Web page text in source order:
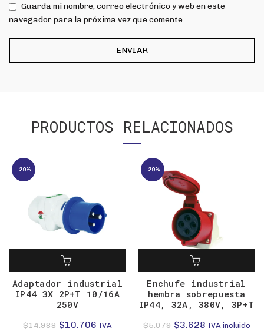
Guarda mi nombre, correo electrónico y web en este
navegador para la próxima vez que comente.
PRODUCTOS RELACIONADOS
-29%
Adaptador industrial
IP44 3X 2P+T 10/16A
250V
$14.988 El
$10.706 El
IVA
-29%
Enchufe industrial
hembra sobrepuesta
IP44, 32A, 380V, 3P+T
$5.079 El
$3.628ElIVA incluido